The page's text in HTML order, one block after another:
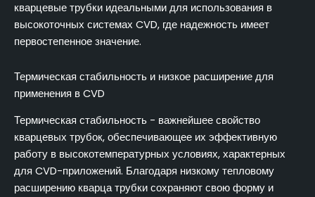
кварцевые трубки идеальными для использования в
высокоточных системах CVD, где надежность имеет
первостепенное значение.
Термическая стабильность и низкое расширение для
применения в CVD
Термическая стабильность - важнейшее свойство
кварцевых трубок, обеспечивающее их эффективную
работу в высокотемпературных условиях, характерных
для CVD-приложений. Благодаря низкому тепловому
расширению кварца трубки сохраняют свою форму и